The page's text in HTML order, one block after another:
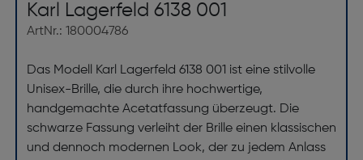
Karl Lagerfeld 6138 001
ArtNr.: 180004786
Das Modell Karl Lagerfeld 6138 001 ist eine stilvolle
Unisex-Brille, die durch ihre hochwertige,
handgemachte Acetatfassung überzeugt. Die
schwarze Fassung verleiht der Brille einen klassischen
und dennoch modernen Look, der zu jedem Anlass